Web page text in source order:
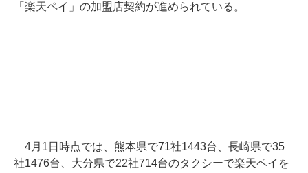
「楽天ペイ」の加盟店契約が進められている。
4月1日時点では、熊本県で71社1443台、長崎県で35
社1476台、大分県で22社714台のタクシーで楽天ペイを